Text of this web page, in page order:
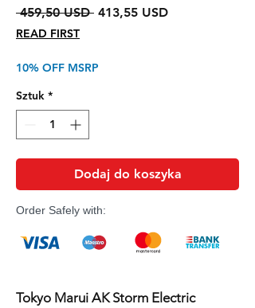
459,50 USD Regularna
413,55 USDCena
READ FIRST
10% OFF MSRP
Sztuk *
Dodaj do koszyka
Order Safely with:
Tokyo Marui AK Storm Electric